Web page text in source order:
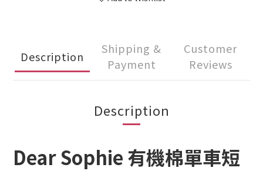
Description
Shipping &
Payment
Customer
Reviews
Description
Dear Sophie 有機棉單車短